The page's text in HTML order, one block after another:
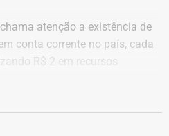
atenção a existência de
conta corrente no país, cada
R$ 2 em recursos
Militar Erigreyce Monteiro